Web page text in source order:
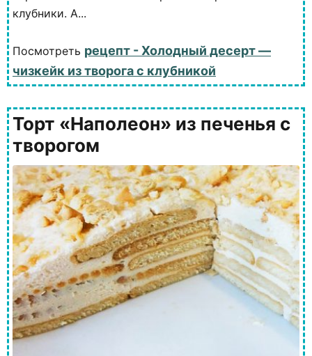
клубники. А...
Посмотреть рецепт - Холодный десерт —
чизкейк из творога с клубникой
Торт «Наполеон» из печенья с
творогом